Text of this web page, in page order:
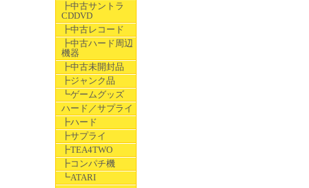
┣中古サントラ
CDDVD
┣中古レコード
┣中古ハード周辺
機器
┣中古未開封品
┣ジャンク品
┗ゲームグッズ
ハード／サプライ
┣ハード
┣サプライ
┣TEA4TWO
┣コンパチ機
┗ATARI